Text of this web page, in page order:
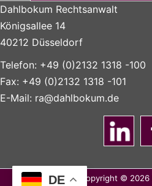
Dahlbokum Rechtsanwalt
Königsallee 14
40212 Düsseldorf
Telefon: +49 (0)2132 1318 -100
Fax: +49 (0)2132 1318 -101
E-Mail: ra@dahlbokum.de
Copyright © 2026
DE